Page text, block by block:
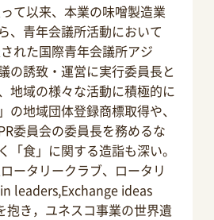
て以来、本業の味噌製造業
、青年会議所活動において
れた国際青年会議所アジ
の誘致・運営に実行委員長と
地域の様々な活動に積極的に
の地域団体登録商標取得や、
委員会の委員長を務めるな
「食」に関する造詣も深い。
ータリークラブ、ロータリ
leaders,Exchange ideas
き，ユネスコ事業の世界遺